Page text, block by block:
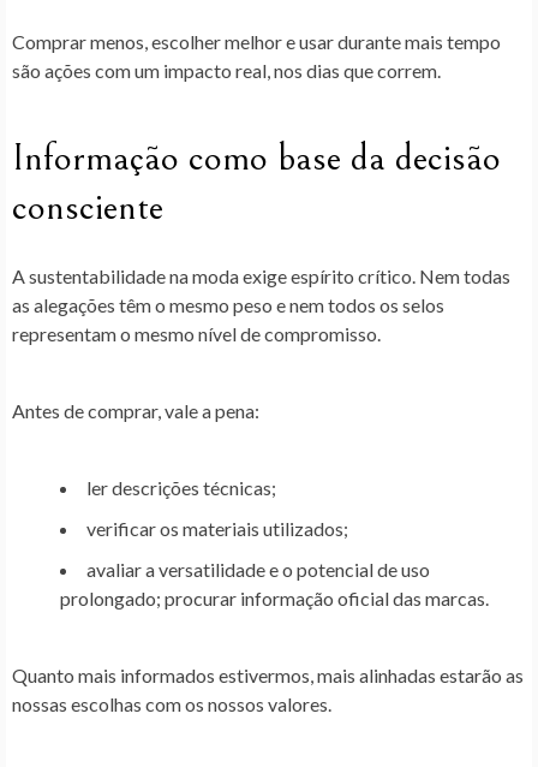
Comprar menos, escolher melhore usar durante mais tempo
são ações com um impacto real, nos dias que correm.
Informação como base da decisão
consciente
A sustentabilidade na moda exige espírito crítico. Nem todas
as alegações têm o mesmo peso e nem todos os selos
representam o mesmo nível de compromisso.
Antes de comprar, vale a pena:
ler descrições técnicas;
verificar os materiais utilizados;
avaliar a versatilidade e o potencial de uso
prolongado; procurar informação oficial das marcas.
Quanto mais informados estivermos, mais alinhadas estarão as
nossas escolhas com os nossos valores